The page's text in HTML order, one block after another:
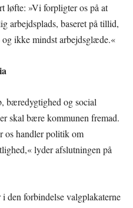
løfte: »Vi forpligter os på at
arbejdsplads, baseret på tillid,
ikke mindst arbejdsglæde.«
bæredygtighed og social
skal bære kommunen fremad.
os handler politik om
lyder afslutningen på
den forbindelse valgplakaterne